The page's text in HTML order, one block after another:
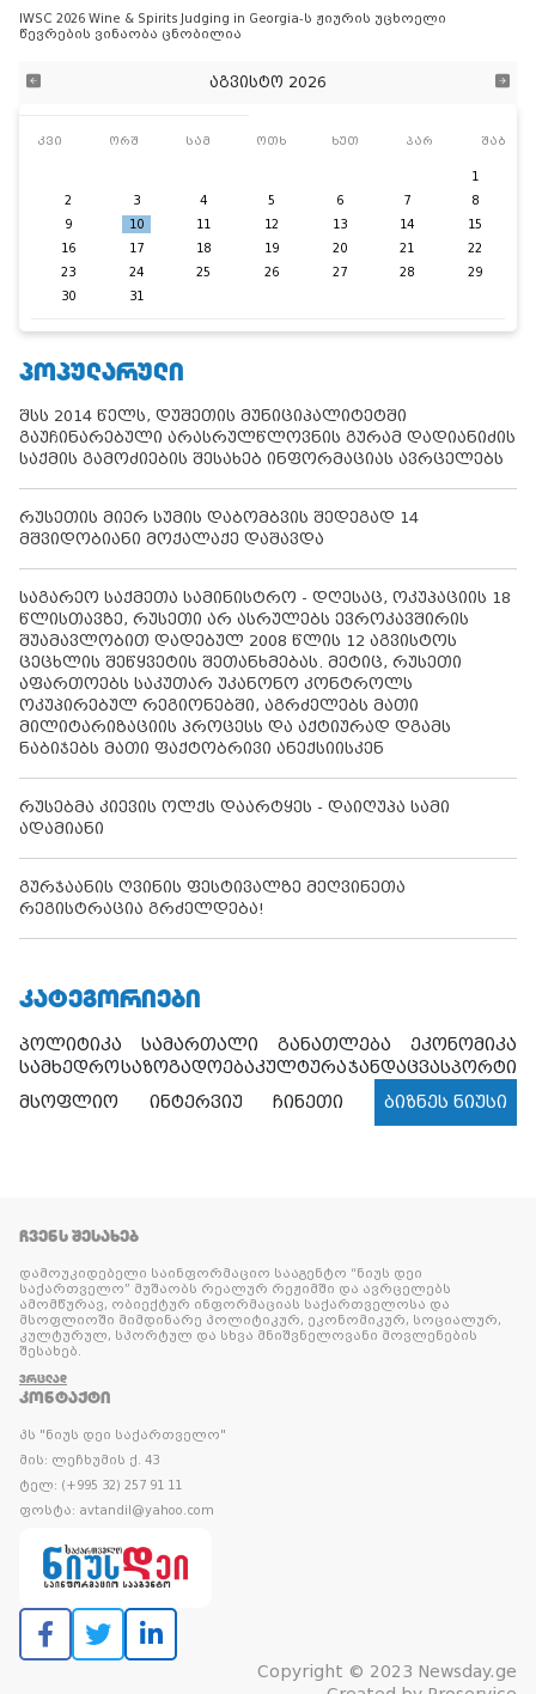
IWSC 2026 Wine & Spirits Judging in Georgia-ს ჟიურის უცხოელი
წევრების ვინაობა ცნობილია
აგვისტო 2026
კვი ორშ სამ ოთხ ხუთ პარ შაბ
1
2
3 4 5 6 7
8
9
10 11 12 13 14
15
16
17 18 19 20 21
22
23
24 25 26 27 28
29
30
31
ᲞᲝᲞᲣᲚᲐᲠᲣᲚᲘ
შსს 2014 წელს, დუშეთის მუნიციპალიტეტში
გაუჩინარებული არასრულწლოვნის გურამ დადიანიძის
საქმის გამოძიების შესახებ ინფორმაციას ავრცელებს
რუსეთის მიერ სუმის დაბომბვის შედეგად 14
მშვიდობიანი მოქალაქე დაშავდა
საგარეო საქმეთა სამინისტრო - დღესაც, ოკუპაციის 18
წლისთავზე, რუსეთი არ ასრულებს ევროკავშირის
შუამავლობით დადებულ 2008 წლის 12 აგვისტოს
ცეცხლის შეწყვეტის შეთანხმებას. მეტიც, რუსეთი
აფართოებს საკუთარ უკანონო კონტროლს
ოკუპირებულ რეგიონებში, აგრძელებს მათი
მილიტარიზაციის პროცესს და აქტიურად დგამს
ნაბიჯებს მათი ფაქტობრივი ანექსიისკენ
რუსებმა კიევის ოლქს დაარტყეს - დაიღუპა სამი
ადამიანი
გურჯაანის ღვინის ფესტივალზე მეღვინეთა
რეგისტრაცია გრძელდება!
ᲙᲐᲢᲔᲒᲝᲠᲘᲔᲑᲘ
პოლიტიკა სამართალი განათლება
ეკონომიკა
სამხედროსაზოგადოებაკულტურაჯანდაცვასპორტი
მსოფლიო
ინტერვიუ ჩინეთი ბიზნეს ნიუსი
ᲩᲕᲔᲜᲡ ᲨᲔᲡᲐᲮᲔᲑ
დამოუკიდებელი საინფორმაციო სააგენტო “ნიუს დეი
საქართველო” მუშაობს რეალურ რეჟიმში და ავრცელებს
ამომწურავ, ობიექტურ ინფორმაციას საქართველოსა და
მსოფლიოში მიმდინარე პოლიტიკურ, ეკონომიკურ, სოციალურ,
კულტურულ, სპორტულ და სხვა მნიშვნელოვანი მოვლენების
შესახებ.
ᲕᲠᲪᲚᲐᲓ
ᲙᲝᲜᲢᲐᲥᲢᲘ
პს "ნიუს დეი საქართველო"
მის: ლეჩხუმის ქ. 43
ტელ: (+995 32) 257 91 11
ფოსტა: avtandil@yahoo.com
Copyright © 2023 Newsday.ge